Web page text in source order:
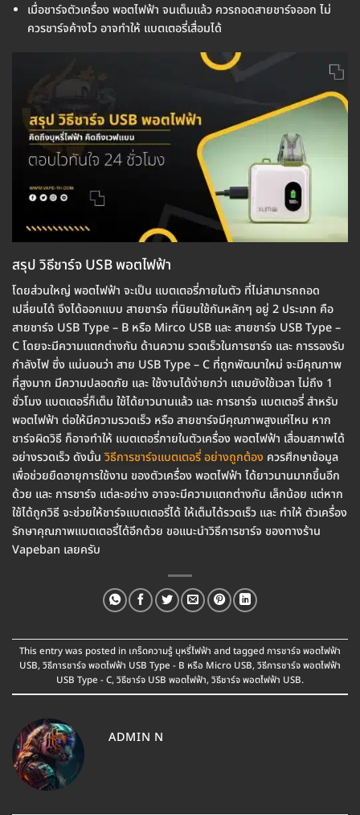
เมื่อชาร์จตัวเครื่อง พอตไฟฟ้า จนเต็มแล้ว ควรถอดสายชาร์จออก ไม่
ควรชาร์จค้างไว อาจทำให้ แบตเตอรี่เสื่อมได้
สรุป วิธีชาร์จ USB พอตไฟฟ้า
โดยส่วนใหญ่ พอตไฟฟ้า จะเป็น แบตเตอรี่ภายในตัว ที่ไม่สามารถถอด
เปลี่ยนได้ จึงได้ออกแบบ สายชาร์จ ที่นิยมใช้กันหลักๆ อยู่ 2 ประเภท คือ
สายชาร์จ USB Type – B หรือ Mirco USB และ สายชาร์จ USB Type –
C โดยจะมีความแตกต่างกัน ด้านความ รวดเร็วในการชาร์จ และ การรองรับ
กำลังไฟ ซึ่ง แน่นอนว่า สาย USB Type – C ที่ถูกพัฒนาใหม่ จะมีคุณภาพ
ที่สูงมาก มีความปลอดภัย และ ใช้งานได้ง่ายกว่า แถมยังใช้เวลา ไม่ถึง 1
ชั่วโมง แบตเตอรี่ก็เต็ม ใช้ได้ยาวนานแล้ว และ การชาร์จ แบตเตอรี่ สำหรับ
พอตไฟฟ้า ต่อให้มีความรวดเร็ว หรือ สายชาร์จมีคุณภาพสูงแค่ไหน หาก
ชาร์จผิดวิธี ก็อาจทำให้ แบตเตอรี่ภายในตัวเครื่อง พอตไฟฟ้า เสื่อมสภาพได้
อย่างรวดเร็ว ดังนั้นวิธีการชาร์จแบตเตอรี่ อย่างถูกต้อง ควรศึกษาข้อมูล
เพื่อช่วยยืดอายุการใช้งาน ของตัวเครื่อง พอตไฟฟ้า ได้ยาวนานมากขึ้นอีก
ด้วย และ การชาร์จ แต่ละอย่าง อาจจะมีความแตกต่างกัน เล็กน้อย แต่หาก
ใช้ได้ถูกวิธี จะช่วยให้ชาร์จแบตเตอรี่ได้ ให้เต็มได้รวดเร็ว และ ทำให้ ตัวเครื่อง
รักษาคุณภาพแบตเตอรี่ได้อีกด้วย ขอแนะนำวิธีการชาร์จ ของทางร้าน
Vapeban เลยครับ
This entry was posted in เกร็ดความรู้ บุหรี่ไฟฟ้า and taggedการชาร์จ พอตไฟฟ้า
USB, วิธีการชาร์จ พอตไฟฟ้า USB Type - B หรือ Micro USB, วิธีการชาร์จ พอตไฟฟ้า
USB Type - C, วิธีชาร์จ USB พอตไฟฟ้า, วิธีชาร์จ พอตไฟฟ้า USB.
ADMIN N